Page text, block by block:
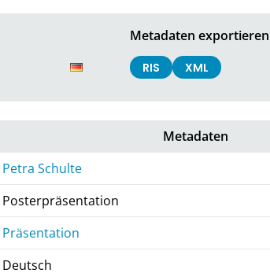
Metadaten exportieren
RIS XML
Metadaten
Petra Schulte
Posterpräsentation
Präsentation
Deutsch